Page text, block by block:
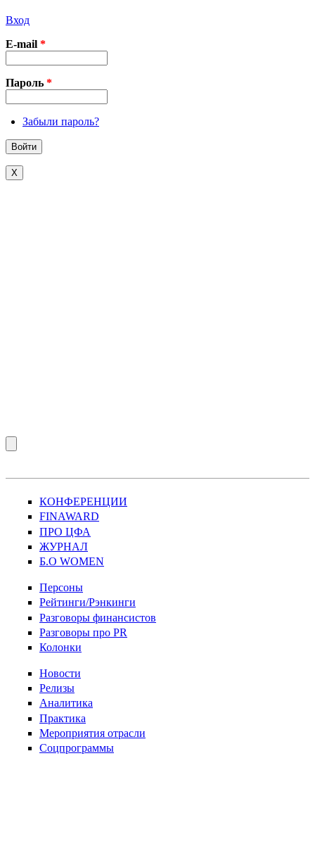
Вход
E-mail *
Пароль *
Забыли пароль?
X
КОНФЕРЕНЦИИ
FINAWARD
ПРО ЦФА
ЖУРНАЛ
Б.О WOMEN
Персоны
Рейтинги/Рэнкинги
Разговоры финансистов
Разговоры про PR
Колонки
Новости
Релизы
Аналитика
Практика
Мероприятия отрасли
Соцпрограммы